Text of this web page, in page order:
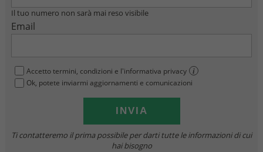
Il tuo numero non sarà mai reso visibile
Email
Accetto termini, condizioni e l'informativa privacy i
Ok, potete inviarmi aggiornamenti e comunicazioni
Ti contatteremo il prima possibile per darti tutte le informazioni di cui
hai bisogno